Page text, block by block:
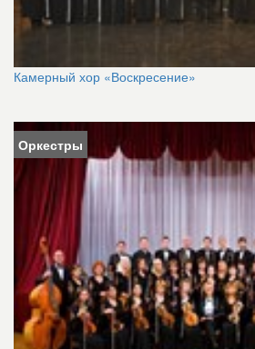
Камерный хор «Воскресение»
Оркестры